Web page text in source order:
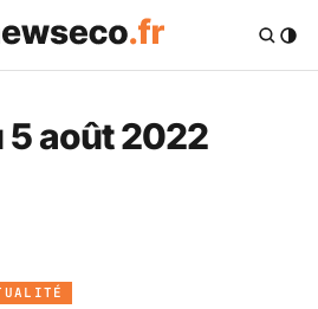
News Eco .fr —
5 août 2022